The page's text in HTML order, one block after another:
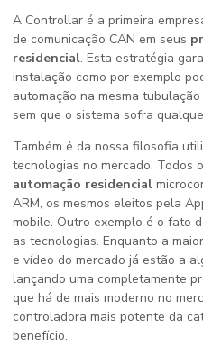
A Controllar é a primeira
de comunicação CAN em seus
residencial. Esta estratégia
instalação como por exemplo
automação na mesma
sem que o sistema sofra
Também é da nossa filosofia
tecnologias no mercado. Todos
automação residencial
ARM, os mesmos eleitos pela
mobile. Outro exemplo é o fato
as tecnologias. Enquanto a
e vídeo do mercado já estão a
lançando uma completamente
que há de mais moderno no
controladora mais potente da
benefício.